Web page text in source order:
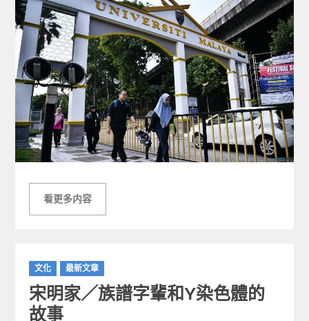
看更多内容
C
a
t
e
文化 最新文章
宋明家／族譜字輩和Y染色體的
故事